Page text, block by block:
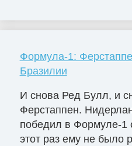
Формула-1:
Бразилии
И снова Ред Булл, и
Ферстаппен.
победил в Формуле-1
этот раз ему не было